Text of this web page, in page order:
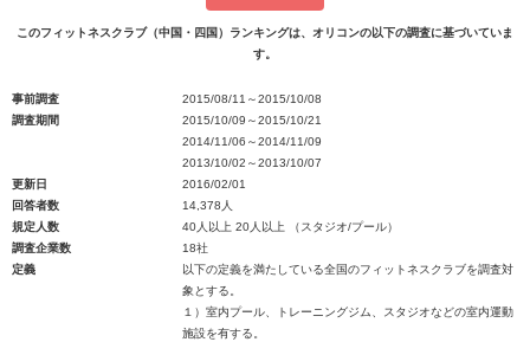
このフィットネスクラブ（中国・四国）ランキングは、オリコンの以下の調査に基づいていま
す。
事前調査
2015/08/11～2015/10/08
調査期間
2015/10/09～2015/10/21
2014/11/06～2014/11/09
2013/10/02～2013/10/07
更新日
2016/02/01
回答者数
14,378人
規定人数
40人以上 20人以上 （スタジオ/プール）
調査企業数
18社
定義
以下の定義を満たしている全国のフィットネスクラブを調査対
象とする。
１）室内プール、トレーニングジム、スタジオなどの室内運動
施設を有する。